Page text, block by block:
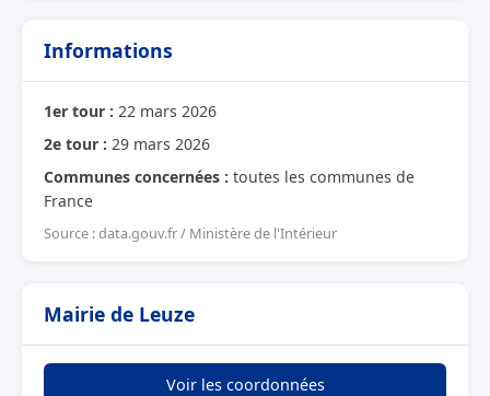
Informations
1er tour : 22 mars 2026
2e tour : 29 mars 2026
Communes concernées : toutes les communes de
France
Source : data.gouv.fr / Ministère de l'Intérieur
Mairie de Leuze
Voir les coordonnées